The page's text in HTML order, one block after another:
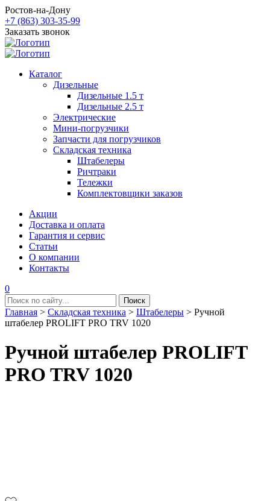
Ростов-на-Дону
+7 (863) 303-35-99
Заказать звонок
Каталог
Дизельные
Дизельные 1.5 т
Дизельные 2.5 т
Электрические
Мини-погрузчики
Запчасти для погрузчиков
Складская техника
Штабелеры
Ричтраки
Тележки
Комплектовщики заказов
Акции
Доставка и оплата
Гарантия и сервис
Статьи
О компании
Контакты
0
Главная > Складская техника > Штабелеры > Ручной
штабелер PROLIFT PRO TRV 1020
Ручной штабелер PROLIFT
PRO TRV 1020